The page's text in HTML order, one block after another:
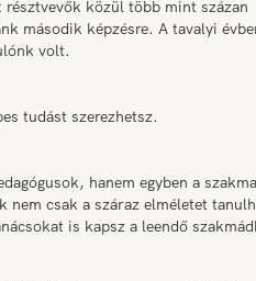
közül több mint százan
második képzésre. A tavalyi
volt.
tudást szerezhetsz.
hanem egyben a szakma
nem csak a száraz elméletet
is kapsz a leendő